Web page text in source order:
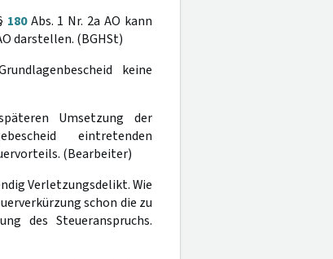
180Abs. 1 Nr. 2a AO kann
darstellen. (BGHSt)
keine
Umsetzung der
eintretenden
(Bearbeiter)
Verletzungsdelikt. Wie
schon die zu
des Steueranspruchs.